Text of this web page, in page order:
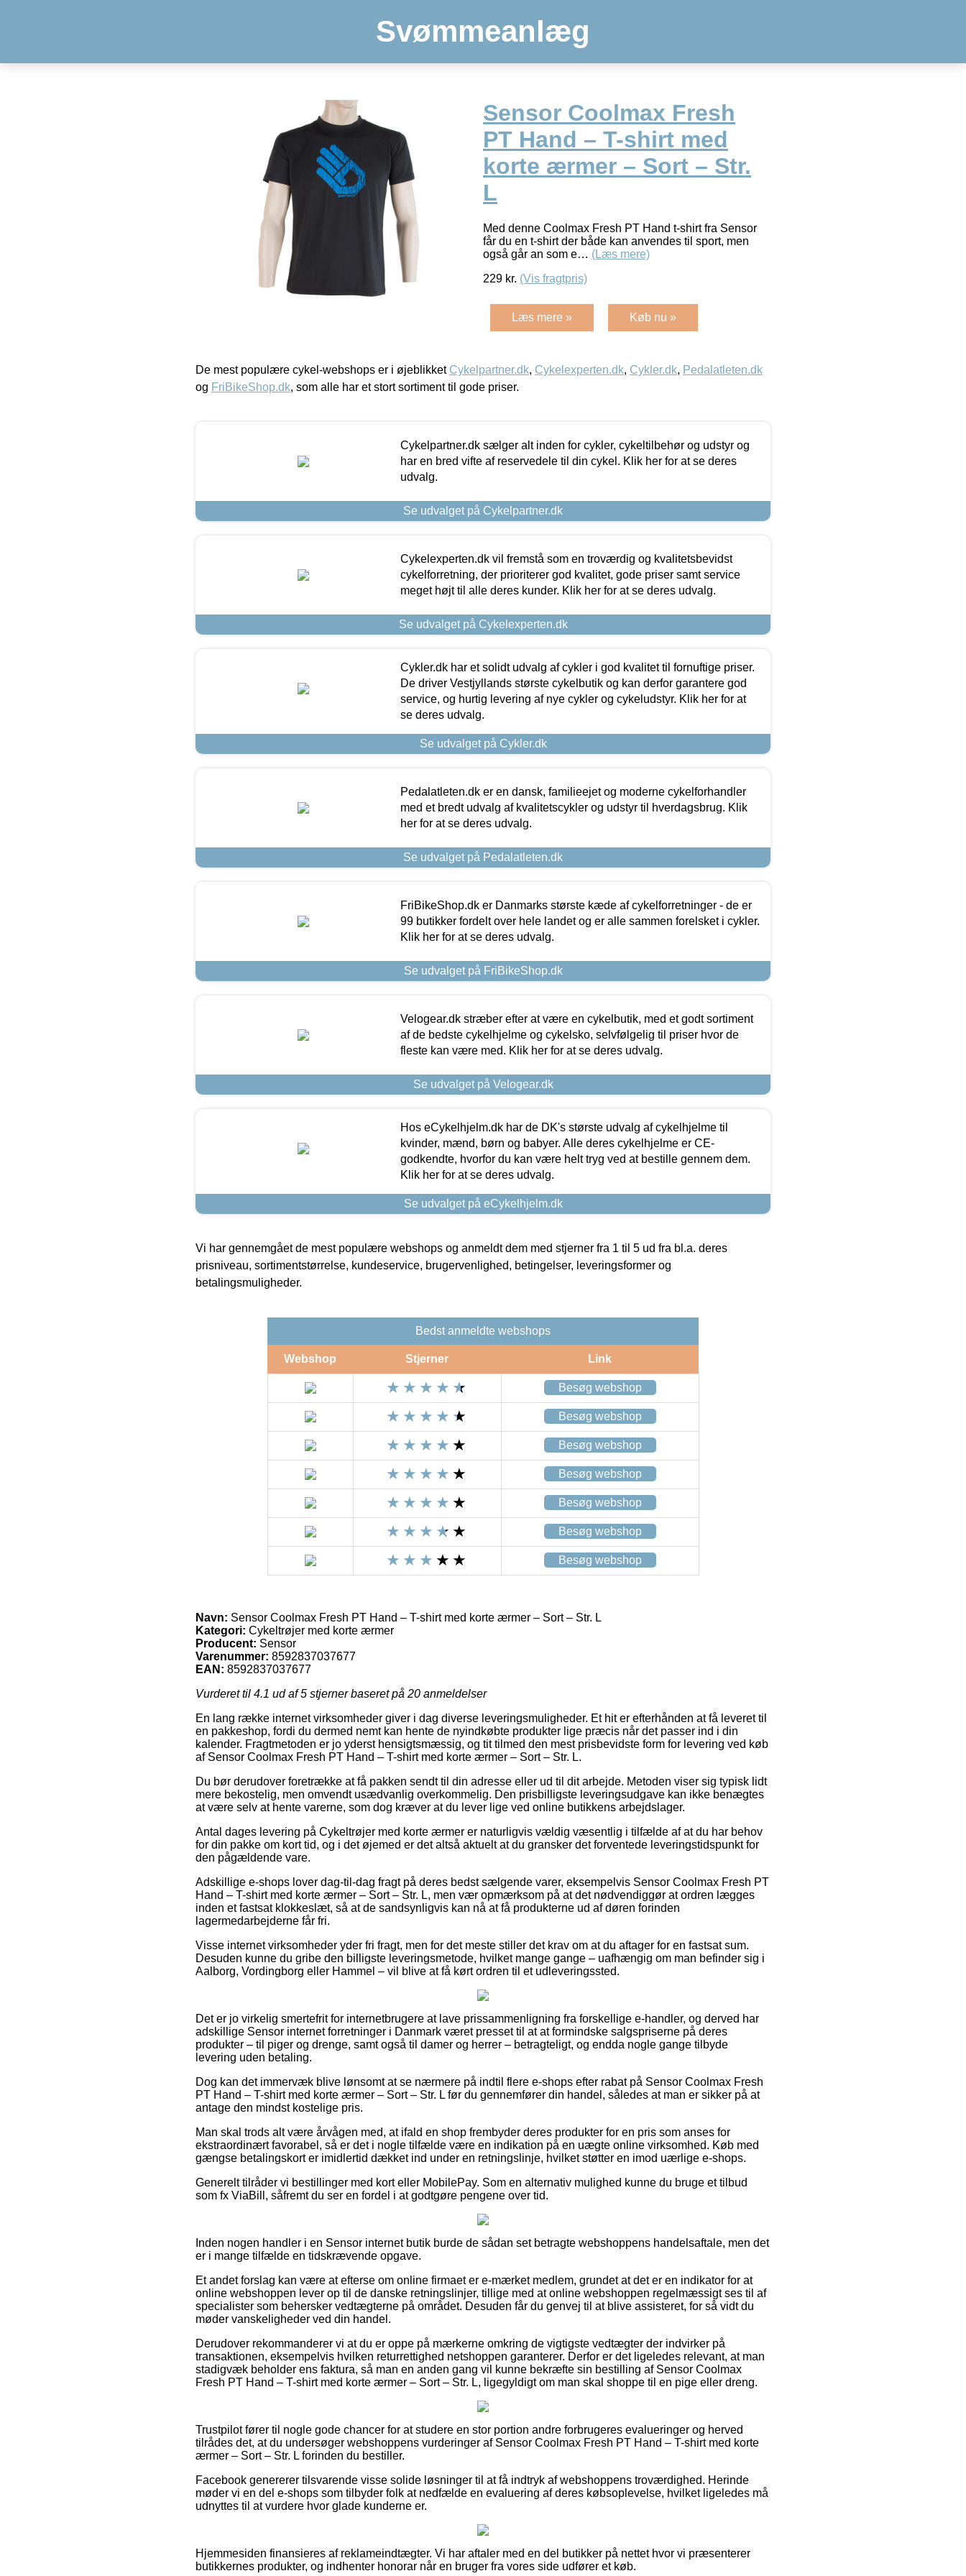
Svømmeanlæg
Sensor Coolmax Fresh
PT Hand – T-shirt med
korte ærmer – Sort – Str.
L
Med denne Coolmax Fresh PT Hand t-shirt fra Sensor
får du en t-shirt der både kan anvendes til sport, men
også går an som e… (Læs mere)
229 kr. (Vis fragtpris)
Læs mere » Køb nu »
De mest populære cykel-webshops er i øjeblikket Cykelpartner.dk, Cykelexperten.dk, Cykler.dk, Pedalatleten.dk
og FriBikeShop.dk, som alle har et stort sortiment til gode priser.
Cykelpartner.dk sælger alt inden for cykler, cykeltilbehør og udstyr og
har en bred vifte af reservedele til din cykel. Klik her for at se deres
udvalg.
Se udvalget på Cykelpartner.dk
Cykelexperten.dk vil fremstå som en troværdig og kvalitetsbevidst
cykelforretning, der prioriterer god kvalitet, gode priser samt service
meget højt til alle deres kunder. Klik her for at se deres udvalg.
Se udvalget på Cykelexperten.dk
Cykler.dk har et solidt udvalg af cykler i god kvalitet til fornuftige priser.
De driver Vestjyllands største cykelbutik og kan derfor garantere god
service, og hurtig levering af nye cykler og cykeludstyr. Klik her for at
se deres udvalg.
Se udvalget på Cykler.dk
Pedalatleten.dk er en dansk, familieejet og moderne cykelforhandler
med et bredt udvalg af kvalitetscykler og udstyr til hverdagsbrug. Klik
her for at se deres udvalg.
Se udvalget på Pedalatleten.dk
FriBikeShop.dk er Danmarks største kæde af cykelforretninger - de er
99 butikker fordelt over hele landet og er alle sammen forelsket i cykler.
Klik her for at se deres udvalg.
Se udvalget på FriBikeShop.dk
Velogear.dk stræber efter at være en cykelbutik, med et godt sortiment
af de bedste cykelhjelme og cykelsko, selvfølgelig til priser hvor de
fleste kan være med. Klik her for at se deres udvalg.
Se udvalget på Velogear.dk
Hos eCykelhjelm.dk har de DK's største udvalg af cykelhjelme til
kvinder, mænd, børn og babyer. Alle deres cykelhjelme er CE-
godkendte, hvorfor du kan være helt tryg ved at bestille gennem dem.
Klik her for at se deres udvalg.
Se udvalget på eCykelhjelm.dk
Vi har gennemgået de mest populære webshops og anmeldt dem med stjerner fra 1 til 5 ud fra bl.a. deres
prisniveau, sortimentstørrelse, kundeservice, brugervenlighed, betingelser, leveringsformer og
betalingsmuligheder.
Bedst anmeldte webshops
Webshop Stjerner Link
Besøg webshop
Besøg webshop
Besøg webshop
Besøg webshop
Besøg webshop
Besøg webshop
Besøg webshop
Navn: Sensor Coolmax Fresh PT Hand – T-shirt med korte ærmer – Sort – Str. L
Kategori: Cykeltrøjer med korte ærmer
Producent: Sensor
Varenummer: 8592837037677
EAN: 8592837037677
Vurderet til 4.1 ud af 5 stjerner baseret på 20 anmeldelser
En lang række internet virksomheder giver i dag diverse leveringsmuligheder. Et hit er efterhånden at få leveret til
en pakkeshop, fordi du dermed nemt kan hente de nyindkøbte produkter lige præcis når det passer ind i din
kalender. Fragtmetoden er jo yderst hensigtsmæssig, og tit tilmed den mest prisbevidste form for levering ved køb
af Sensor Coolmax Fresh PT Hand – T-shirt med korte ærmer – Sort – Str. L.
Du bør derudover foretrække at få pakken sendt til din adresse eller ud til dit arbejde. Metoden viser sig typisk lidt
mere bekostelig, men omvendt usædvanlig overkommelig. Den prisbilligste leveringsudgave kan ikke benægtes
at være selv at hente varerne, som dog kræver at du lever lige ved online butikkens arbejdslager.
Antal dages levering på Cykeltrøjer med korte ærmer er naturligvis vældig væsentlig i tilfælde af at du har behov
for din pakke om kort tid, og i det øjemed er det altså aktuelt at du gransker det forventede leveringstidspunkt for
den pågældende vare.
Adskillige e-shops lover dag-til-dag fragt på deres bedst sælgende varer, eksempelvis Sensor Coolmax Fresh PT
Hand – T-shirt med korte ærmer – Sort – Str. L, men vær opmærksom på at det nødvendiggør at ordren lægges
inden et fastsat klokkeslæt, så at de sandsynligvis kan nå at få produkterne ud af døren forinden
lagermedarbejderne får fri.
Visse internet virksomheder yder fri fragt, men for det meste stiller det krav om at du aftager for en fastsat sum.
Desuden kunne du gribe den billigste leveringsmetode, hvilket mange gange – uafhængig om man befinder sig i
Aalborg, Vordingborg eller Hammel – vil blive at få kørt ordren til et udleveringssted.
Det er jo virkelig smertefrit for internetbrugere at lave prissammenligning fra forskellige e-handler, og derved har
adskillige Sensor internet forretninger i Danmark været presset til at at formindske salgspriserne på deres
produkter – til piger og drenge, samt også til damer og herrer – betragteligt, og endda nogle gange tilbyde
levering uden betaling.
Dog kan det immervæk blive lønsomt at se nærmere på indtil flere e-shops efter rabat på Sensor Coolmax Fresh
PT Hand – T-shirt med korte ærmer – Sort – Str. L før du gennemfører din handel, således at man er sikker på at
antage den mindst kostelige pris.
Man skal trods alt være årvågen med, at ifald en shop frembyder deres produkter for en pris som anses for
ekstraordinært favorabel, så er det i nogle tilfælde være en indikation på en uægte online virksomhed. Køb med
gængse betalingskort er imidlertid dækket ind under en retningslinje, hvilket støtter en imod uærlige e-shops.
Generelt tilråder vi bestillinger med kort eller MobilePay. Som en alternativ mulighed kunne du bruge et tilbud
som fx ViaBill, såfremt du ser en fordel i at godtgøre pengene over tid.
Inden nogen handler i en Sensor internet butik burde de sådan set betragte webshoppens handelsaftale, men det
er i mange tilfælde en tidskrævende opgave.
Et andet forslag kan være at efterse om online firmaet er e-mærket medlem, grundet at det er en indikator for at
online webshoppen lever op til de danske retningslinjer, tillige med at online webshoppen regelmæssigt ses til af
specialister som behersker vedtægterne på området. Desuden får du genvej til at blive assisteret, for så vidt du
møder vanskeligheder ved din handel.
Derudover rekommanderer vi at du er oppe på mærkerne omkring de vigtigste vedtægter der indvirker på
transaktionen, eksempelvis hvilken returrettighed netshoppen garanterer. Derfor er det ligeledes relevant, at man
stadigvæk beholder ens faktura, så man en anden gang vil kunne bekræfte sin bestilling af Sensor Coolmax
Fresh PT Hand – T-shirt med korte ærmer – Sort – Str. L, ligegyldigt om man skal shoppe til en pige eller dreng.
Trustpilot fører til nogle gode chancer for at studere en stor portion andre forbrugeres evalueringer og herved
tilrådes det, at du undersøger webshoppens vurderinger af Sensor Coolmax Fresh PT Hand – T-shirt med korte
ærmer – Sort – Str. L forinden du bestiller.
Facebook genererer tilsvarende visse solide løsninger til at få indtryk af webshoppens troværdighed. Herinde
møder vi en del e-shops som tilbyder folk at nedfælde en evaluering af deres købsoplevelse, hvilket ligeledes må
udnyttes til at vurdere hvor glade kunderne er.
Hjemmesiden finansieres af reklameindtægter. Vi har aftaler med en del butikker på nettet hvor vi præsenterer
butikkernes produkter, og indhenter honorar når en bruger fra vores side udfører et køb.